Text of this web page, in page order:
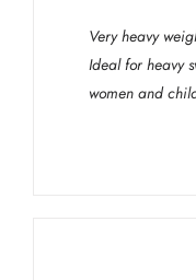
Very heavy
Ideal for heavy
women and